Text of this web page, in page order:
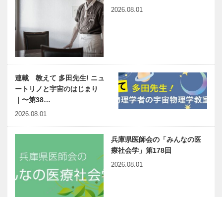
2026.08.01
連載 教えて 多田先生! ニュ
ートリノと宇宙のはじまり
｜〜第38…
2026.08.01
兵庫県医師会の「みんなの医
療社会学」第178回
2026.08.01